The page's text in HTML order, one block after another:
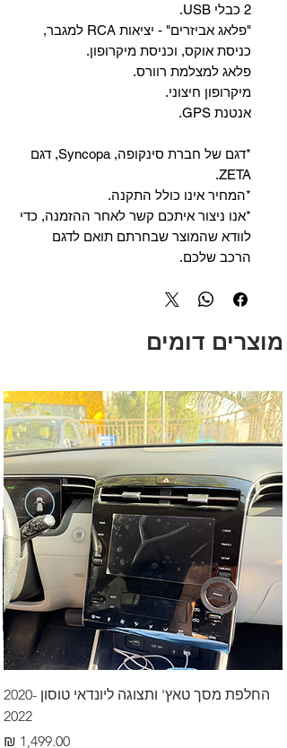
2 כבלי USB.
"פלאג אביזרים" - יציאות RCA למגבר,
כניסת אוקס, וכניסת מיקרופון.
פלאג למצלמת רוורס.
מיקרופון חיצוני.
אנטנת GPS.
*דגם של חברת סינקופה, Syncopa, דגם
ZETA.
*המחיר אינו כולל התקנה.
*אנו ניצור איתכם קשר לאחר ההזמנה, כדי
לוודא שהמוצר שבחרתם תואם לדגם
הרכב שלכם.
מוצרים דומים
החלפת מסך טאץ' ותצוגה ליונדאי טוסון 2020-
2022
מחיר